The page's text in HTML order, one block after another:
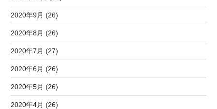
2020年9月 (26)
2020年8月 (26)
2020年7月 (27)
2020年6月 (26)
2020年5月 (26)
2020年4月 (26)